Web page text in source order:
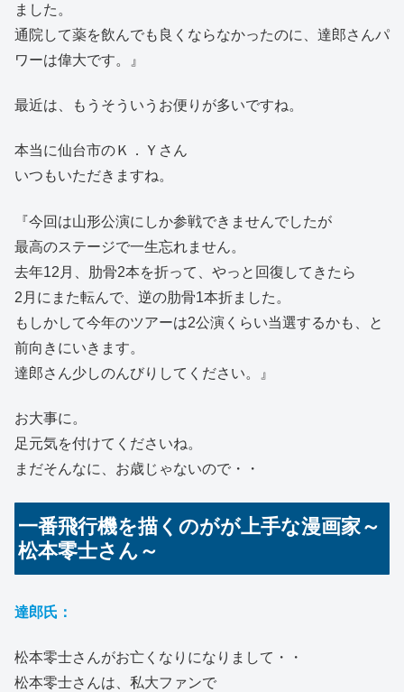
ました。
通院して薬を飲んでも良くならなかったのに、達郎さんパ
ワーは偉大です。』
最近は、もうそういうお便りが多いですね。
本当に仙台市のＫ．Ｙさん
いつもいただきますね。
『今回は山形公演にしか参戦できませんでしたが
最高のステージで一生忘れません。
去年12月、肋骨2本を折って、やっと回復してきたら
2月にまた転んで、逆の肋骨1本折ました。
もしかして今年のツアーは2公演くらい当選するかも、と
前向きにいきます。
達郎さん少しのんびりしてください。』
お大事に。
足元気を付けてくださいね。
まだそんなに、お歳じゃないので・・
一番飛行機を描くのがが上手な漫画家～
松本零士さん～
達郎氏：
松本零士さんがお亡くなりになりまして・・
松本零士さんは、私大ファンで